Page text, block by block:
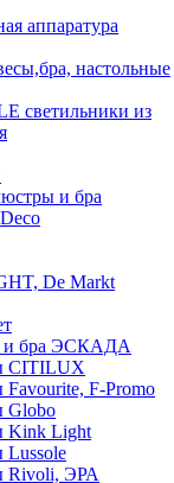
аппаратура
настольные
светильники из
и бра
De Markt
и бра ЭСКАДА
CITILUX
F-Promo
Globo
Kink Light
Rivoli, ЭРА